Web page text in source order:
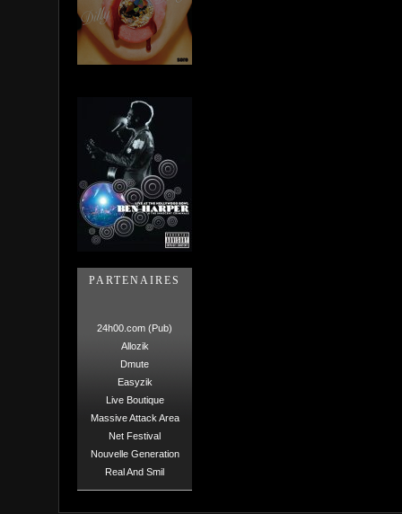
PARTENAIRES
24h00.com (Pub)
Allozik
Dmute
Easyzik
Live Boutique
Massive Attack Area
Net Festival
Nouvelle Generation
Real And Smil